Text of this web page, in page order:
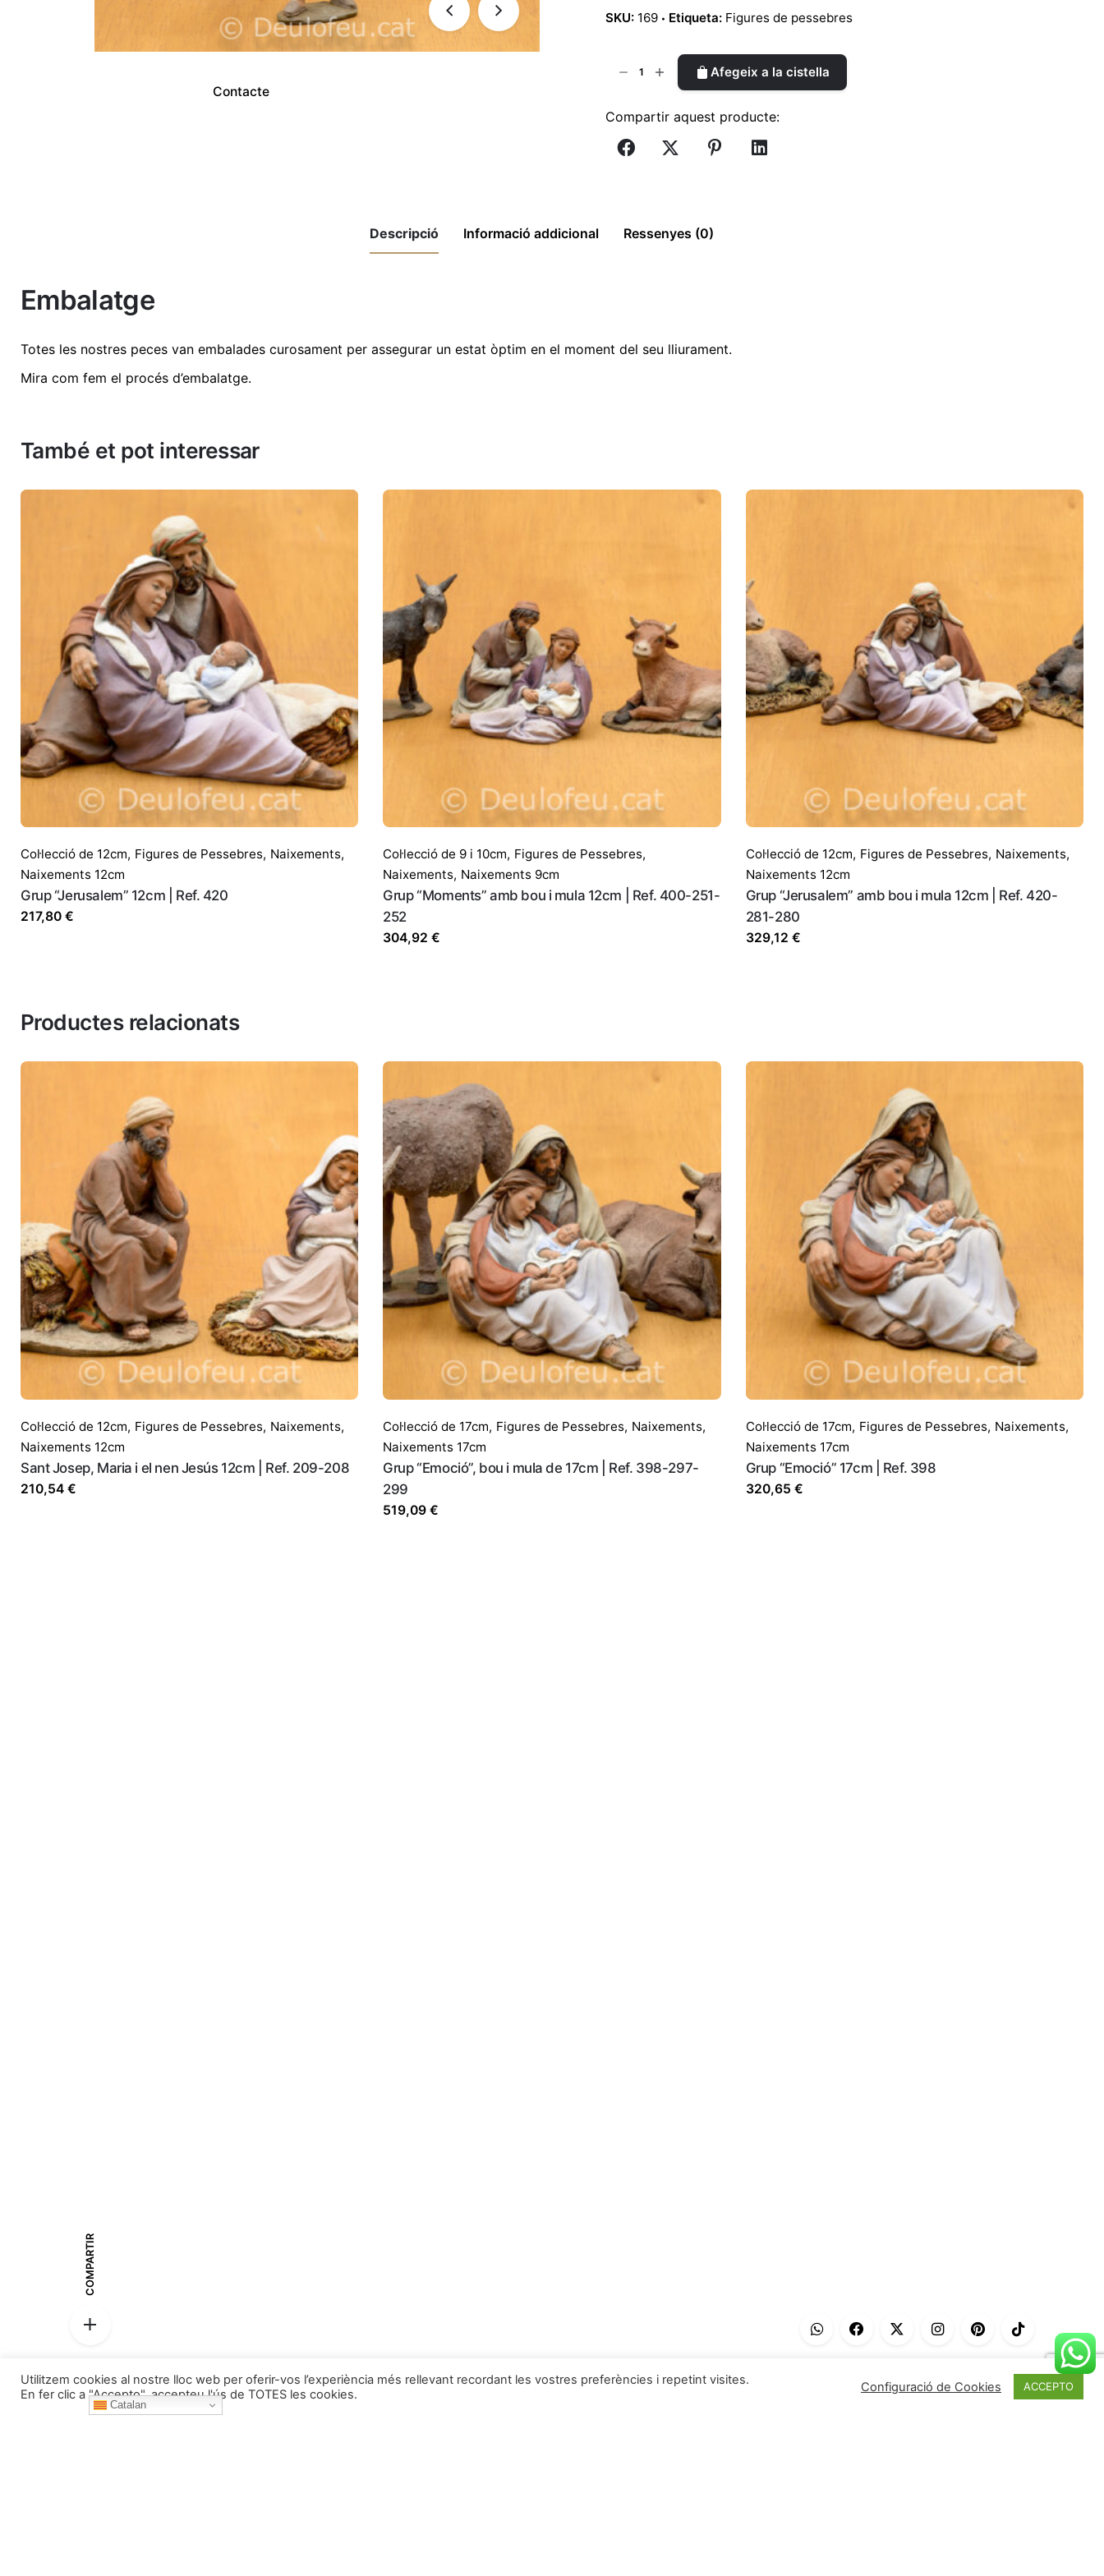
COMPARTIR
Contacte
SKU: 169 Etiqueta: Figures de pessebres
del
Rei
Ref.
Afegeix a la cistella
Compartir aquest producte:
Descripció Informació addicional Ressenyes (0)
Embalatge
Totes les nostres peces van embalades curosament per assegurar un estat òptim en el moment del seu lliurament.
Mira com fem el procés d’embalatge.
Dimensions
Sigues el primer a revisió "Patge del Rei Gaspar 12cm | Ref. 169"
Valorar aquest producte:
DEIXA UNA RESPOSTA
Nom *
Correu electrònic*
Desa el meu nom, correu electrònic i lloc web en aquest navegador per a la pròxima vegada que comenti.
També et pot interessar
Col·lecció de 12cm, Figures de Pessebres, Naixements,
Naixements 12cm
Grup “Jerusalem” 12cm | Ref. 420
217,80 €
Col·lecció de 9 i 10cm, Figures de Pessebres,
Naixements, Naixements 9cm
Grup “Moments” amb bou i mula 12cm | Ref. 400-251-
252
304,92€
Col·lecció de 12cm, Figures de Pessebres, Naixements,
Naixements 12cm
Grup “Jerusalem” amb bou i mula 12cm | Ref. 420-
281-280
329,12 €
Productes relacionats
Col·lecció de 12cm, Figures de Pessebres, Naixements,
Naixements 12cm
Sant Josep, Maria i el nen Jesús 12cm | Ref. 209-208
210,54 €
Col·lecció de 17cm, Figures de Pessebres, Naixements,
Naixements 17cm
Grup “Emoció”, bou i mula de 17cm | Ref. 398-297-
299
519,09€
Col·lecció de 17cm, Figures de Pessebres, Naixements,
Naixements 17cm
Grup “Emoció” 17cm | Ref. 398
320,65 €
Pessebres Deulofeu
Sigues el primer en conèixer les
Utilitzem cookies al nostre lloc web per oferir-vos l’experiència més rellevant recordant les vostres preferències i repetint visites.
En fer clic a "Accepto", accepteu l'ús de TOTES les cookies.
Configuració de Cookies ACCEPTO
Catalan